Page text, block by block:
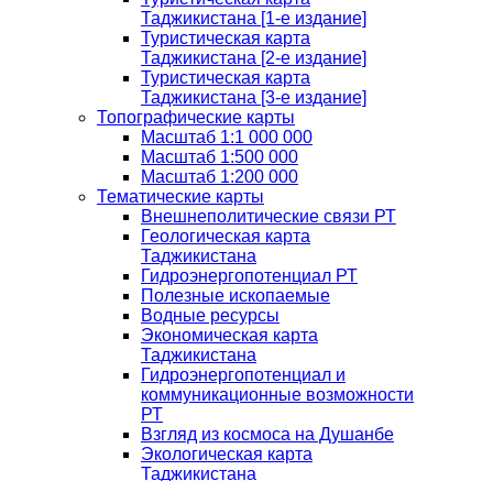
Таджикистана [1-е издание]
Туристическая карта
Таджикистана [2-е издание]
Туристическая карта
Таджикистана [3-е издание]
Топографические карты
Масштаб 1:1 000 000
Масштаб 1:500 000
Масштаб 1:200 000
Тематические карты
Внешнеполитические связи РТ
Геологическая карта
Таджикистана
Гидроэнергопотенциал РТ
Полезные ископаемые
Водные ресурсы
Экономическая карта
Таджикистана
Гидроэнергопотенциал и
коммуникационные возможности
РТ
Взгляд из космоса на Душанбе
Экологическая карта
Таджикистана